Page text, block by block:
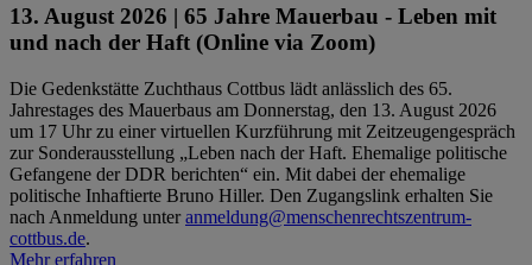
13. August 2026 | 65 Jahre Mauerbau - Leben mit
und nach der Haft (Online via Zoom)
Die Gedenkstätte Zuchthaus Cottbus lädt anlässlich des 65.
Jahrestages des Mauerbaus am Donnerstag, den 13. August 2026
um 17 Uhr zu einer virtuellen Kurzführung mit Zeitzeugengespräch
zur Sonderausstellung „Leben nach der Haft. Ehemalige politische
Gefangene der DDR berichten“ ein. Mit dabei der ehemalige
politische Inhaftierte Bruno Hiller. Den Zugangslink erhalten Sie
nach Anmeldung unteranmeldung@menschenrechtszentrum-
cottbus.de.
Mehr erfahren